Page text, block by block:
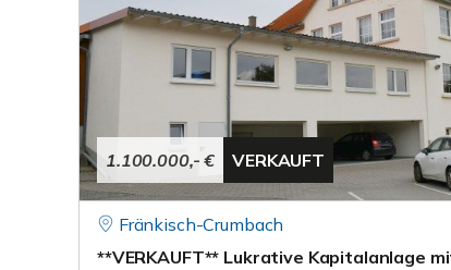
1.100.000,- € VERKAUFT
Fränkisch-Crumbach
**VERKAUFT** Lukrative Kapitalanlage